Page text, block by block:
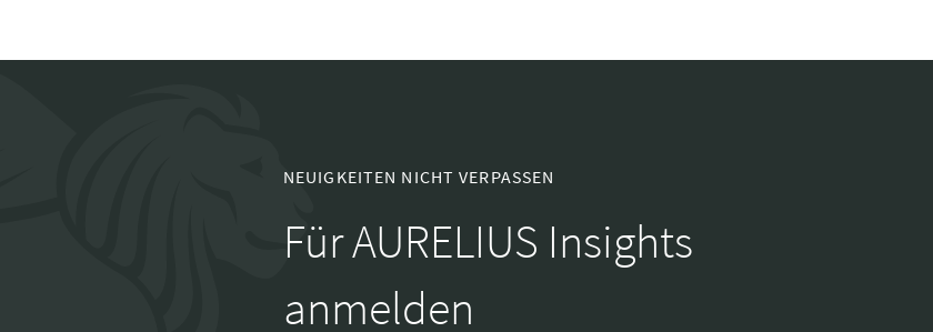
NEUIGKEITEN NICHT VERPASSEN
Für AURELIUS Insights
anmelden